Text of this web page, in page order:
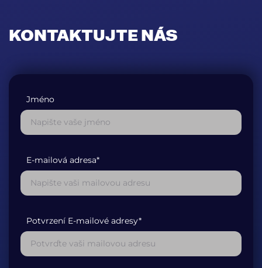
KONTAKTUJTE NÁS
Jméno
E-mailová adresa*
Potvrzení E-mailové adresy*